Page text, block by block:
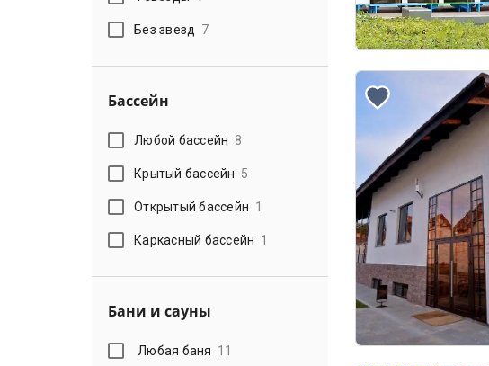
Без звезд 7
Бассейн
Любой бассейн 8
Крытый бассейн 5
Открытый бассейн 1
Каркасный бассейн 1
Бани и сауны
Любая баня 11